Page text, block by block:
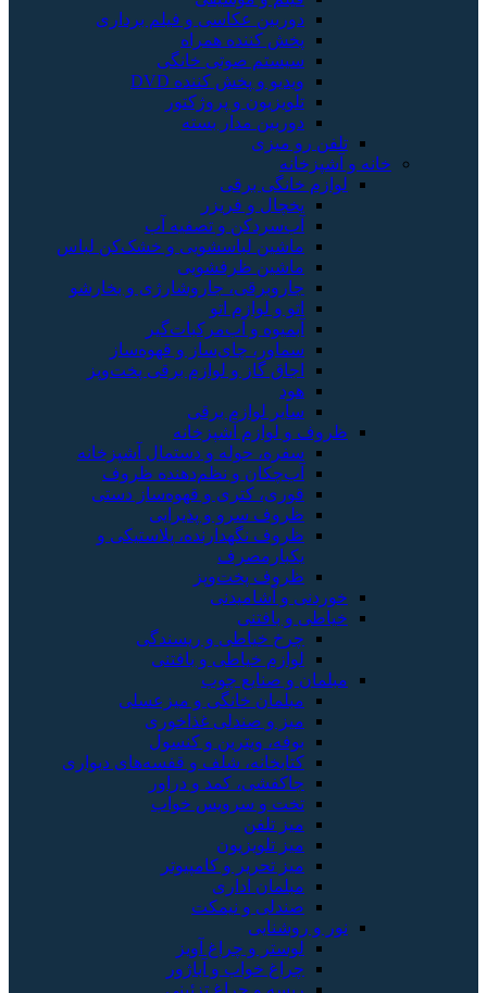
دوربین عکاسی و فیلم برداری
پخش کننده همراه
سیستم صوتی خانگی
ویدیو و پخش کننده DVD
تلویزیون و پروژکتور
دوربین مدار بسته
تلفن رو میزی
خانه و آشپزخانه
لوازم خانگی برقی
یخچال و فریزر
آب‌سردکن و تصفیه آب
ماشین لباسشویی و خشک‌کن لباس
ماشین ظرفشویی
جاروبرقی، جاروشارژی و بخارشو
اتو و لوازم اتو
آبمیوه و آب‌مرکبات‌گیر
سماور، چای‌ساز و قهوه‌ساز
اجاق گاز و لوازم برقی پخت‌وپز
هود
سایر لوازم برقی
ظروف و لوازم آشپزخانه
سفره، حوله و دستمال آشپزخانه
آب‌چکان و نظم‌دهنده ظروف
قوری، کتری و قهوه‌ساز دستی
ظروف سرو و پذیرایی
ظروف نگهدارنده، پلاستیکی و
یکبارمصرف
ظروف پخت‌وپز
خوردنی و آشامیدنی
خیاطی و بافتنی
چرخ خیاطی و ریسندگی
لوازم خیاطی و بافتنی
مبلمان و صنایع چوب
مبلمان خانگی و میزعسلی
میز و صندلی غذاخوری
بوفه، ویترین و کنسول
کتابخانه، شلف و قفسه‌های دیواری
جاکفشی، کمد و دراور
تخت و سرویس خواب
میز تلفن
میز تلویزیون
میز تحریر و کامپیوتر
مبلمان اداری
صندلی و نیمکت
نور و روشنایی
لوستر و چراغ آویز
چراغ خواب و آباژور